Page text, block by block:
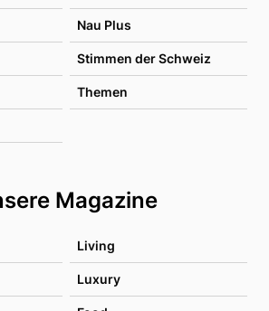
Nau Plus
Stimmen der Schweiz
Themen
Magazine
Living
Luxury